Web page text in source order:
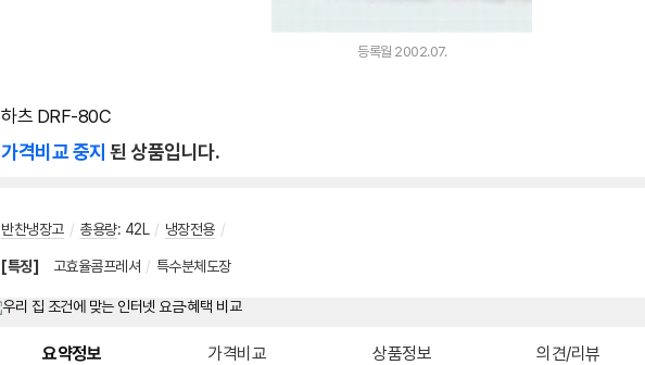
등록월 2002.07.
하츠 DRF-80C
가격비교 중지 된 상품입니다.
반찬냉장고 / 총용량: 42L / 냉장전용 /
[특징] 고효율콤프레셔 / 특수분체도장
요약정보 가격비교 상품정보 의견/리뷰